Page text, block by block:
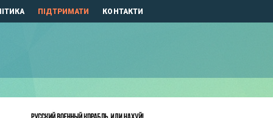
ПІДТРИМАТИ КОНТАКТИ